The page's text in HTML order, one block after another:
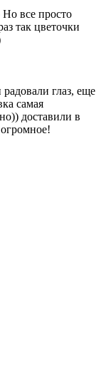
Но все просто
так цветочки
глаз, еще
самая
доставили в